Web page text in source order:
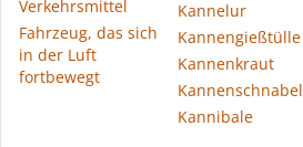
Verkehrsmittel
Fahrzeug, das sich
in der Luft
fortbewegt
Kannelur
Kannengießtülle
Kannenkraut
Kannenschnabel
Kannibale